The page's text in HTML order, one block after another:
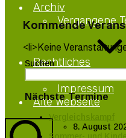
Archiv
Vergangene
Rechtliches
Impressum
Alte Webseite
Kommende
<li>Keine
Suchen
Nächste Termine
Vergleichskampf
8. August